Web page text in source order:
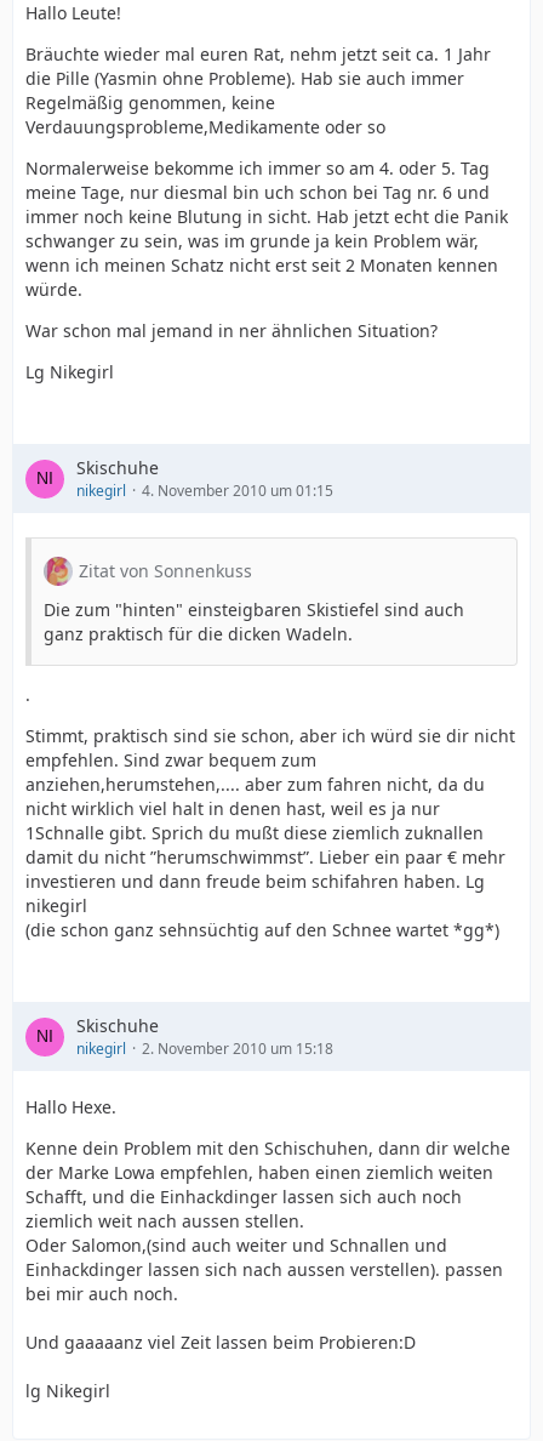
Hallo Leute!
Bräuchte wieder mal euren Rat, nehm jetzt seit ca. 1 Jahr
die Pille (Yasmin ohne Probleme). Hab sie auch immer
Regelmäßig genommen, keine
Verdauungsprobleme,Medikamente oder so
Normalerweise bekomme ich immer so am 4. oder 5. Tag
meine Tage, nur diesmal bin uch schon bei Tag nr. 6 und
immer noch keine Blutung in sicht. Hab jetzt echt die Panik
schwanger zu sein, was im grunde ja kein Problem wär,
wenn ich meinen Schatz nicht erst seit 2 Monaten kennen
würde.
War schon mal jemand in ner ähnlichen Situation?
Lg Nikegirl
Skischuhe
nikegirl 4. November 2010 um 01:15
Zitat von Sonnenkuss
Die zum "hinten" einsteigbaren Skistiefel sind auch
ganz praktisch für die dicken Wadeln.
.
Stimmt, praktisch sind sie schon, aber ich würd sie dir nicht
empfehlen. Sind zwar bequem zum
anziehen,herumstehen,.... aber zum fahren nicht, da du
nicht wirklich viel halt in denen hast, weil es ja nur
1Schnalle gibt. Sprich du mußt diese ziemlich zuknallen
damit du nicht ”herumschwimmst”. Lieber ein paar € mehr
investieren und dann freude beim schifahren haben. Lg
nikegirl
(die schon ganz sehnsüchtig auf den Schnee wartet *gg*)
Skischuhe
nikegirl 2. November 2010 um 15:18
Hallo Hexe.
Kenne dein Problem mit den Schischuhen, dann dir welche
der Marke Lowa empfehlen, haben einen ziemlich weiten
Schafft, und die Einhackdinger lassen sich auch noch
ziemlich weit nach aussen stellen.
Oder Salomon,(sind auch weiter und Schnallen und
Einhackdinger lassen sich nach aussen verstellen). passen
bei mir auch noch.
Und gaaaaanz viel Zeit lassen beim Probieren:D
lg Nikegirl